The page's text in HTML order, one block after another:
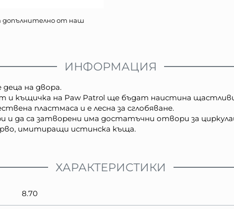
допълнително от наш
ИНФОРМАЦИЯ
на двора.
и къщичка на Paw Patrol ще бъдат наистина
пластмаса и е лесна за сглобяване.
да са затворени има достатъчни отвори за
имитиращи истинска къща.
ХАРАКТЕРИСТИКИ
8.70